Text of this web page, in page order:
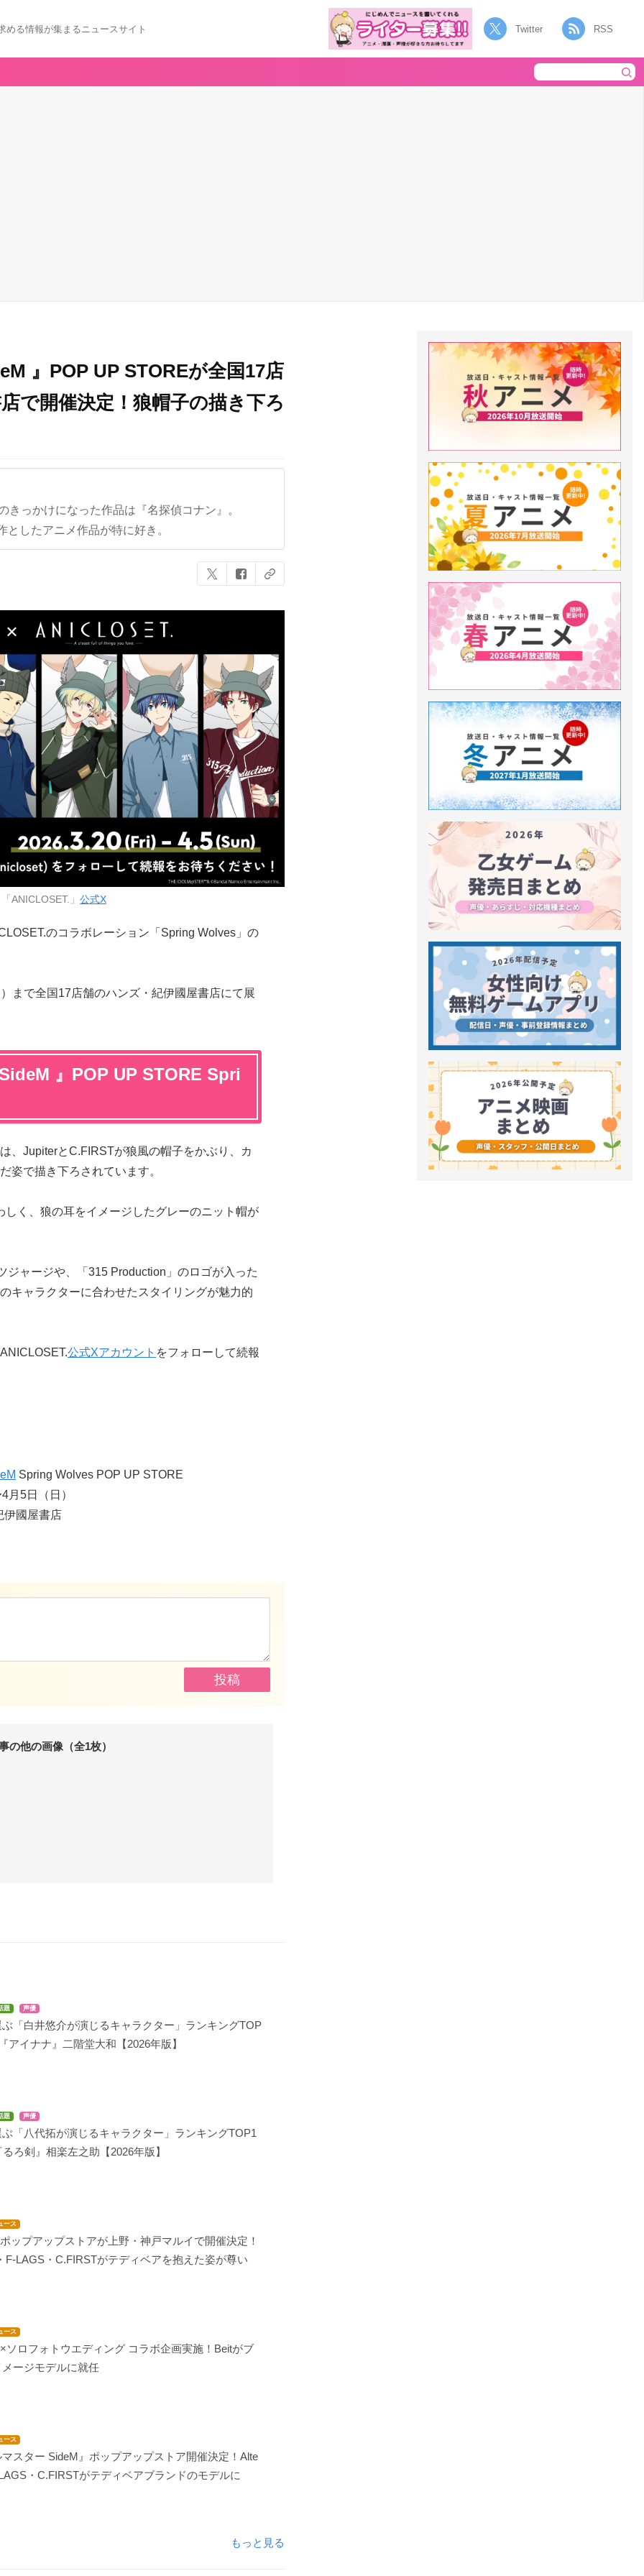
める情報が集まるニュースサイト Twitter RSS
』POP UP STOREが全国17店
で開催決定！狼帽子の描き下ろ
きっかけになった作品は『名探偵コナン』。
したアニメ作品が特に好き。
ANICLOSET.」 公式X
のコラボレーション「Spring Wolves」の
まで全国17店舗のハンズ・紀伊國屋書店にて展
』POP UP STORE Spri
、JupiterとC.FIRSTが狼風の帽子をかぶり、カ
姿で描き下ろされています。
く、狼の耳をイメージしたグレーのニット帽が
ジャージや、「315 Production」のロゴが入った
キャラクターに合わせたスタイリングが魅力的
公式Xアカウント をフォローして続報
Spring Wolves POP UP STORE
月5日（日）
伊國屋書店
の他の画像（全1枚）
題 声優
「白井悠介が演じるキャラクター」ランキングTOP
アイナナ』二階堂大和【2026年版】
題 声優
「八代拓が演じるキャラクター」ランキングTOP1
ろ剣』相楽左之助【2026年版】
ース
ップアップストアが上野・神戸マルイで開催決定！
F-LAGS・C.FIRSTがテディベアを抱えた姿が尊い
ース
ソロフォトウエディング コラボ企画実施！Beitがブ
ージモデルに就任
ース
スター SideM』ポップアップストア開催決定！Alte
・C.FIRSTがテディベアブランドのモデルに
もっと見る